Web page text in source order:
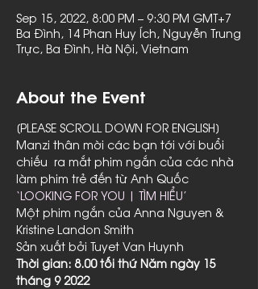
Sep 15, 2022, 8:00 PM – 9:30 PM GMT+7
Ba Đình, 14 Phan Huy Ích, Nguyễn Trung
Trực, Ba Đình, Hà Nội, Vietnam
About the Event
[PLEASE SCROLL DOWN FOR ENGLISH]
Manzi thân mời các bạn tới với buổi
chiếu  ra mắt phim ngắn của các nhà
làm phim trẻ đến từ Anh Quốc
‘LOOKING FOR YOU | TÌM HIỂU’
Một phim ngắn của Anna Nguyen &
Kristine Landon Smith
Sản xuất bởi Tuyet Van Huynh
Thời gian: 8.00 tối thứ Năm ngày 15
tháng 9 2022